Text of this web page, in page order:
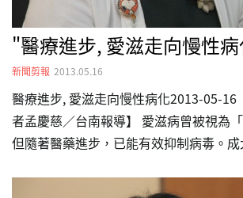
"醫療進步, 愛滋走向慢性
新聞剪報 2013.05.16
醫療進步, 愛滋走向慢性病化2013-05-16
者孟慶慈／台南報導】 愛滋病曾被視為
但隨著醫藥進步，已能有效抑制病毒。
中有80%以上脫離險境，依醫學進步的速